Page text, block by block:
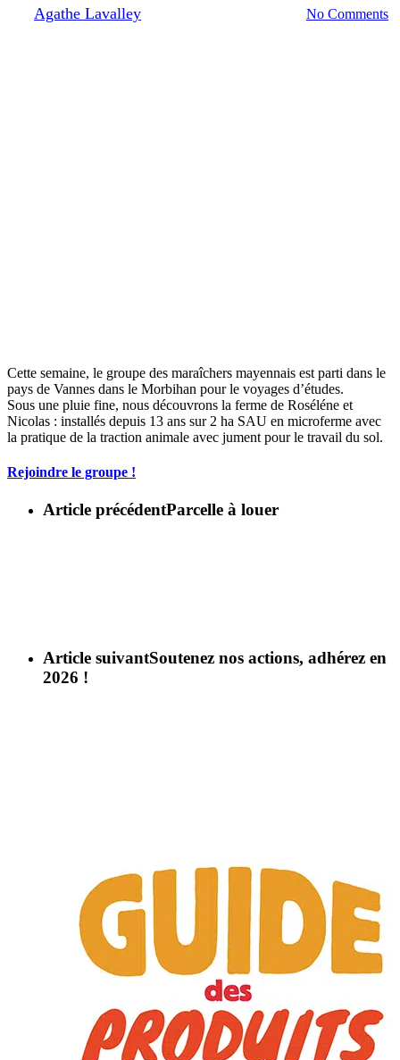
Agathe Lavalley No Comments
Cette semaine, le groupe des maraîchers mayennais est parti dans le
pays de Vannes dans le Morbihan pour le voyages d’études.
Sous une pluie fine, nous découvrons la ferme de Roséléne et
Nicolas : installés depuis 13 ans sur 2 ha SAU en microferme avec
la pratique de la traction animale avec jument pour le travail du sol.
Rejoindre le groupe !
Article précédentParcelle à louer
Article suivantSoutenez nos actions, adhérez en
2026 !